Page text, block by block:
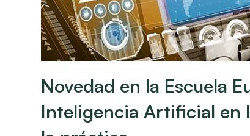
Novedad en la Escuela
Inteligencia Artificial en